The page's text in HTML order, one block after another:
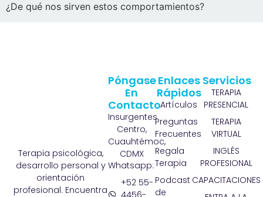
¿De qué nos sirven estos comportamientos?
Terapia psicológica,
desarrollo personal y
orientación
profesional. Encuentra
Servicios
TERAPIA
PRESENCIAL
TERAPIA
VIRTUAL
INGLÉS
PROFESIONAL
CAPACITACIONES
Enlaces
Rápidos
Artículos
Preguntas
Frecuentes
Regala
Terapia
Podcast
de
Póngase
En
Contacto
Insurgentes
Centro,
Cuauhtémoc,
CDMX
Whatsapp:
+52 55-
4456-